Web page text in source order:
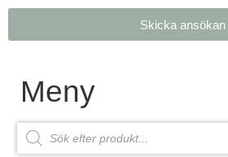
Skicka ansökan
Meny